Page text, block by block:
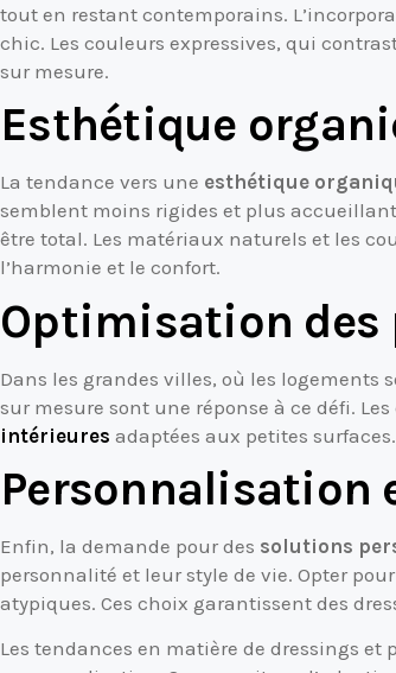
tout en restant contemporains.
chic. Les couleurs expressives, qui
sur mesure.
Esthétique
La tendance vers une esthétique
semblent moins rigides et plus
être total. Les matériaux naturels et les
l’harmonie et le confort.
Optimisation des
Dans les grandes villes, où les logements
sur mesure sont une réponse à ce défi.
intérieures adaptées aux petites
Personnalisation
Enfin, la demande pour des solutions
personnalité et leur style de vie. Opter
atypiques. Ces choix garantissent des
Les tendances en matière de dressings